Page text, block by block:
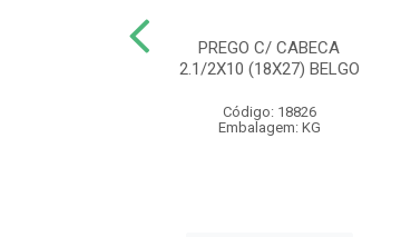
PREGO C/ CABECA
2.1/2X10 (18X27) BELGO
Código: 18826
Embalagem: KG